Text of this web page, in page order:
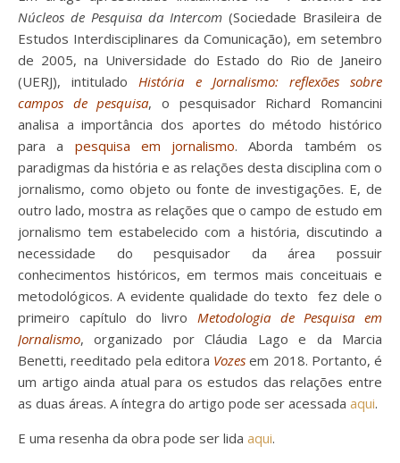
Núcleos de Pesquisa da Intercom (Sociedade Brasileira de
Estudos Interdisciplinares da Comunicação), em setembro
de 2005, na Universidade do Estado do Rio de Janeiro
(UERJ), intituladoHistória e Jornalismo: reflexões sobre
campos de pesquisa, o pesquisador Richard Romancini
analisa a importância dos aportes do método histórico
para a pesquisa em jornalismo. Aborda também os
paradigmas da história e as relações desta disciplina com o
jornalismo, como objeto ou fonte de investigações. E, de
outro lado, mostra as relações que o campo de estudo em
jornalismo tem estabelecido com a história, discutindo a
necessidade do pesquisador da área possuir
conhecimentos históricos, em termos mais conceituais e
metodológicos. A evidente qualidade do texto fez dele o
primeiro capítulo do livro Metodologia de Pesquisa em
Jornalismo, organizado por Cláudia Lago e da Marcia
Benetti, reeditado pela editora Vozes em 2018. Portanto, é
um artigo ainda atual para os estudos das relações entre
as duas áreas. A íntegra do artigo pode ser acessada aqui.
E uma resenha da obra pode ser lida aqui.